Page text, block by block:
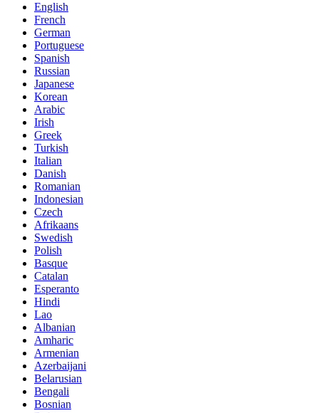
English
French
German
Portuguese
Spanish
Russian
Japanese
Korean
Arabic
Irish
Greek
Turkish
Italian
Danish
Romanian
Indonesian
Czech
Afrikaans
Swedish
Polish
Basque
Catalan
Esperanto
Hindi
Lao
Albanian
Amharic
Armenian
Azerbaijani
Belarusian
Bengali
Bosnian